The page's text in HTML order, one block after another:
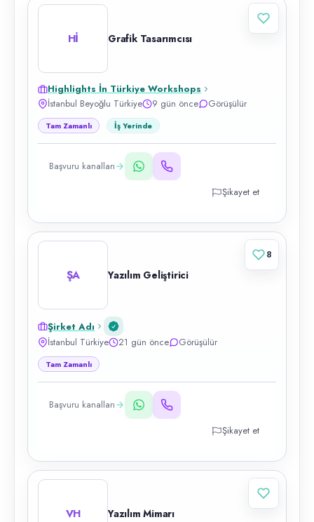
Hİ Grafik Tasarımcısı
Highlights İn Türkiye Workshops
İstanbul Beyoğlu Türkiye
9 gün önce Görüşülür
Tam Zamanlı İş Yerinde
Başvuru kanalları
Şikayet et
ŞA Yazılım Geliştirici
Şirket Adı
İstanbul Türkiye
21 gün önce Görüşülür
Tam Zamanlı
Başvuru kanalları
Şikayet et
8
VH Yazılım Mimarı